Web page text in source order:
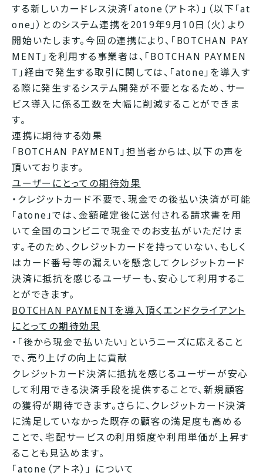
する新しいカードレス決済「atone（アトネ）」（以下「at
one」）とのシステム連携を2019年9月10日（火）より
開始いたします。今回の連携により、「BOTCHAN PAY
MENT」を利用する事業者は、「BOTCHAN PAYMEN
T」経由で発生する取引に関しては、「atone」を導入す
る際に発生するシステム開発が不要となるため、サー
ビス導入に係る工数を大幅に削減することができま
す。
連携に期待する効果
「BOTCHAN PAYMENT」担当者からは、以下の声を
頂いております。
ユーザーにとっての期待効果
・クレジットカード不要で、現金での後払い決済が可能
「atone」では、金額確定後に送付される請求書を用
いて全国のコンビニで現金でのお支払がいただけま
す。そのため、クレジットカードを持っていない、もしく
はカード番号等の漏えいを懸念してクレジットカード
決済に抵抗を感じるユーザーも、安心して利用するこ
とができます。
BOTCHAN PAYMENTを導入頂くエンドクライアント
にとっての期待効果
・「後から現金で払いたい」というニーズに応えること
で、売り上げの向上に貢献
クレジットカード決済に抵抗を感じるユーザーが安心
して利用できる決済手段を提供することで、新規顧客
の獲得が期待できます。さらに、クレジットカード決済
に満足していなかった既存の顧客の満足度も高める
ことで、宅配サービスの利用頻度や利用単価が上昇す
ることも見込めます。
「atone（アトネ）」 について